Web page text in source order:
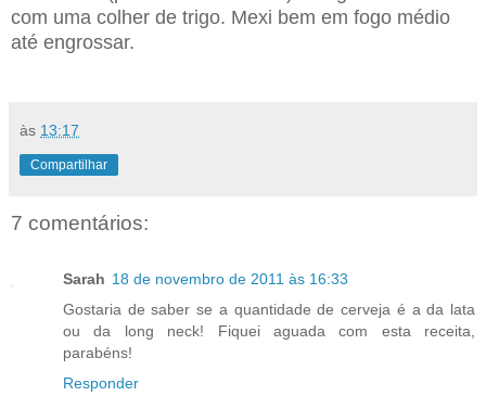
com uma colher de trigo. Mexi bem em fogo médio
até engrossar.
às 13:17
Compartilhar
7 comentários:
Sarah 18 de novembro de 2011 às 16:33
Gostaria de saber se a quantidade de cerveja é a da lata
ou da long neck! Fiquei aguada com esta receita,
parabéns!
Responder